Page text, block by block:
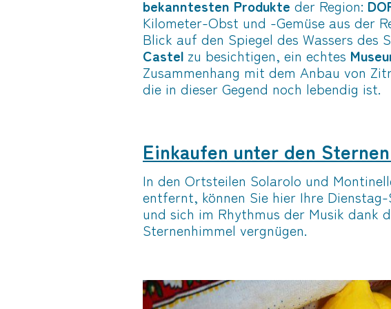
bekanntesten Produkte der Region:
Kilometer-Obst und -Gemüse aus der
Blick auf den Spiegel des Wassers des
Castel zu besichtigen, ein echtes
Zusammenhang mit dem Anbau von
die in dieser Gegend noch lebendig ist.
Einkaufen unter den
In den Ortsteilen Solarolo und
entfernt, können Sie hier Ihre
und sich im Rhythmus der Musik dank
Sternenhimmel vergnügen.